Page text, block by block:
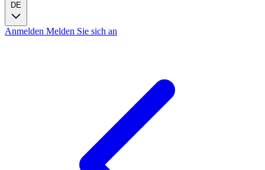
DE
Anmelden Melden Sie sich an